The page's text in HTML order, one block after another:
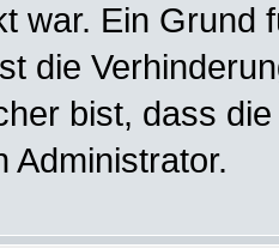
war. Ein Grund
die
bist, dass
Administrator.